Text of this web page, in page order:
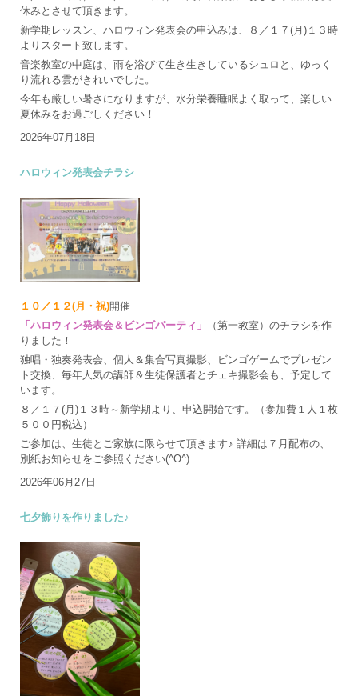
休みとさせて頂きます。
新学期レッスン、ハロウィン発表会の申込みは、８／１７(月)１３時
よりスタート致します。
音楽教室の中庭は、雨を浴びて生き生きしているシュロと、ゆっく
り流れる雲がきれいでした。
今年も厳しい暑さになりますが、水分栄養睡眠よく取って、楽しい
夏休みをお過ごしください！
2026年07月18日
ハロウィン発表会チラシ
１０／１２(月・祝)開催
「ハロウィン発表会＆ビンゴパーティ」
（第一教室）のチラシを作
りました！
独唱・独奏発表会、個人＆集合写真撮影、ビンゴゲームでプレゼン
ト交換、毎年人気の講師＆生徒保護者とチェキ撮影会も、予定して
います。
８／１７(月)１３時～新学期より、申込開始です。（参加費１人１枚
５００円税込）
ご参加は、生徒とご家族に限らせて頂きます♪ 詳細は７月配布の、
別紙お知らせをご参照ください(^O^)
2026年06月27日
七夕飾りを作りました♪